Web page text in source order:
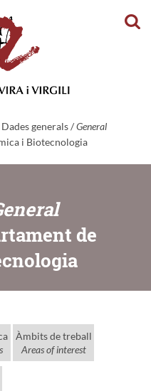
Dades generals /General
i Biotecnologia
de
Àmbits de treball
Areas of interest